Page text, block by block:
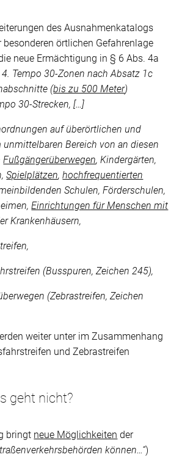
des Ausnahmenkatalogs
örtlichen Gefahrenlage
neue Ermächtigung in § 6 Abs. 4a
4. Tempo 30-Zonen nach Absatz 1c
(bis zu 500 Meter)
30-Strecken, […]
auf überörtlichen und
Bereich von an diesen
Fußgängerüberwegen, Kindergärten,
Spielplätzen,hochfrequentierten
Schulen, Förderschulen,
Einrichtungen für Menschen mit
Krankenhäusern,
(Busspuren, Zeichen 245),
(Zebrastreifen, Zeichen
weiter unter im Zusammenhang
und Zebrastreifen
geht nicht?
bringt neue Möglichkeiten der
können…“)